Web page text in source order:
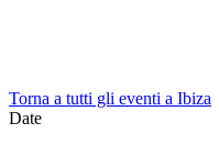
Torna a tutti gli eventi a Ibiza
Date